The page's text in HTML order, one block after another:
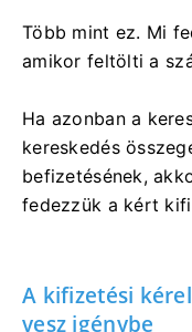
Több mint ez. Mi
amikor feltölti a
Ha azonban a
kereskedés
befizetésének,
fedezzük a kért
A kifizetési
vesz igénybe